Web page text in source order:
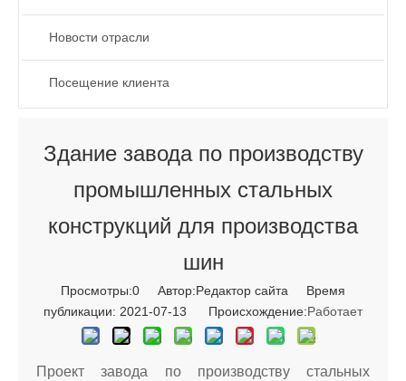
Новости отрасли
Посещение клиента
Здание завода по производству
промышленных стальных
конструкций для производства
шин
Просмотры:0 Автор:Pедактор сайта Время
публикации: 2021-07-13 Происхождение:Работает
Проект завода по производству стальных